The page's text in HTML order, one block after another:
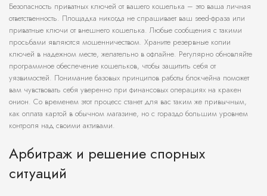
Безопасность приватных ключей от вашего кошелька – это ваша личная
ответственность. Площадка никогда не спрашивает ваш seed-фраза или
приватные ключи от внешнего кошелька. Любые сообщения с такими
просьбами являются мошенничеством. Храните резервные копии
ключей в надежном месте, желательно в офлайне. Регулярно обновляйте
программное обеспечение кошельков, чтобы защитить себя от
уязвимостей. Понимание базовых принципов работы блокчейна поможет
вам чувствовать себя уверенно при финансовых операциях на кракен
онион. Со временем этот процесс станет для вас таким же привычным,
как оплата картой в обычном магазине, но с гораздо большим уровнем
контроля над своими активами.
Арбитраж и решение спорных
ситуаций